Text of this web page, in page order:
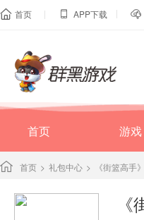
 首页 |  APP下载 | 
首页 游戏
首页 > 礼包中心 > 《街篮高手